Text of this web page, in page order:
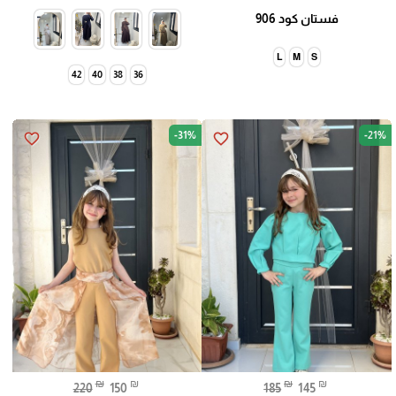
فستان كود 906
S
M
L
36
38
40
42
favorite_border -21%
185 ₪ 145 ₪
favorite_border -31%
220 ₪ 150 ₪